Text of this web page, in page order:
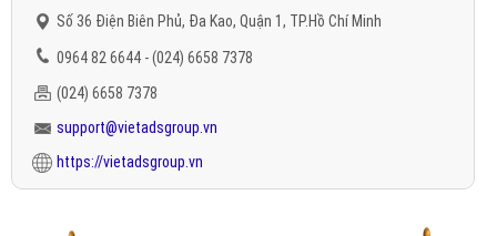
Số 36 Điện Biên Phủ, Đa Kao, Quận 1, TP.Hồ Chí Minh
0964 82 6644 - (024) 6658 7378
(024) 6658 7378
support@vietadsgroup.vn
https://vietadsgroup.vn